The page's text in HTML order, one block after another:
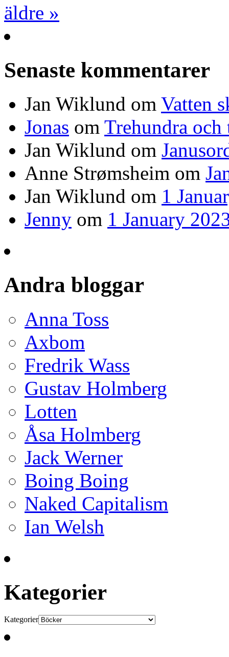
äldre »
Senaste kommentarer
Jan Wiklund om Vatten
Jonas om Trehundra
Jan Wiklund om
Anne Strømsheim om
Jan Wiklund om 1
Jenny om 1 January
Andra bloggar
Anna Toss
Axbom
Fredrik Wass
Gustav Holmberg
Lotten
Åsa Holmberg
Jack Werner
Boing Boing
Naked Capitalism
Ian Welsh
Kategorier
Kategorier